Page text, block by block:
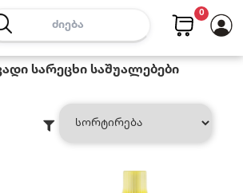
0
Სარეცხი Საშუალებები